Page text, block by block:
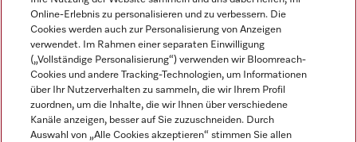
Miele auf Instagram
Miele auf Facebook
Miele auf Youtube
Online-Erlebnis zu personalisieren und zu verbessern. Die
Cookies werden auch zur Personalisierung von Anzeigen
verwendet. Im Rahmen einer separaten Einwilligung
(„Vollständige Personalisierung“) verwenden wir Bloomreach-
Cookies und andere Tracking-Technologien, um Informationen
über Ihr Nutzerverhalten zu sammeln, die wir Ihrem Profil
zuordnen, um die Inhalte, die wir Ihnen über verschiedene
Kanäle anzeigen, besser auf Sie zuzuschneiden. Durch
Auswahl von „Alle Cookies akzeptieren“ stimmen Sie allen